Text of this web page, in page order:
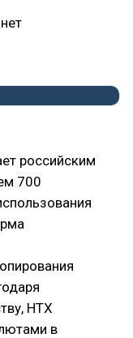
российским
700
HTX
в